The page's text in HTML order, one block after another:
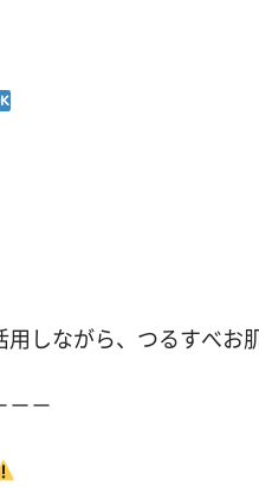
しながら、つるすべお
－－